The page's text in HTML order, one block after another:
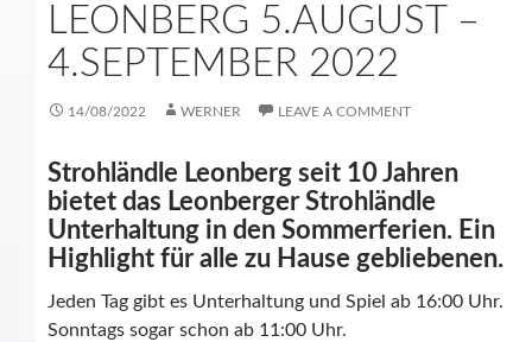
LEONBERG 5.AUGUST –
4.SEPTEMBER 2022
14/08/2022 WERNER LEAVE A COMMENT
Strohländle Leonberg seit 10 Jahren
bietet das Leonberger Strohländle
Unterhaltung in den Sommerferien. Ein
Highlight für alle zu Hause gebliebenen.
Jeden Tag gibt es Unterhaltung und Spiel ab 16:00 Uhr.
Sonntags sogar schon ab 11:00 Uhr.